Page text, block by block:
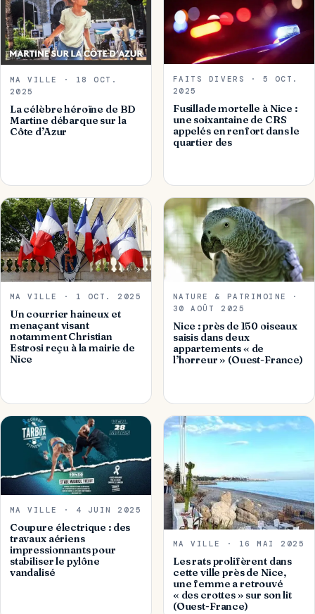
MA VILLE · 18 OCT.
2025
La célèbre héroïne de BD
Martine débarque sur la
Côte d’Azur
FAITS DIVERS · 5 OCT.
2025
Fusillade mortelle à Nice :
une soixantaine de CRS
appelés en renfort dans le
quartier des
MA VILLE · 1 OCT. 2025
Un courrier haineux et
menaçant visant
notamment Christian
Estrosi reçu à la mairie de
Nice
NATURE & PATRIMOINE ·
30 AOÛT 2025
Nice : près de 150 oiseaux
saisis dans deux
appartements « de
l’horreur » (Ouest-France)
MA VILLE · 4 JUIN 2025
Coupure électrique : des
travaux aériens
impressionnants pour
stabiliser le pylône
vandalisé
MA VILLE · 16 MAI 2025
Les rats prolifèrent dans
cette ville près de Nice,
une femme a retrouvé
« des crottes » sur son lit
(Ouest-France)